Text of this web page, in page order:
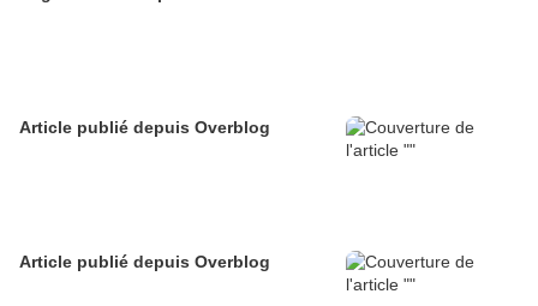
Article publié depuis Overblog
Article publié depuis Overblog